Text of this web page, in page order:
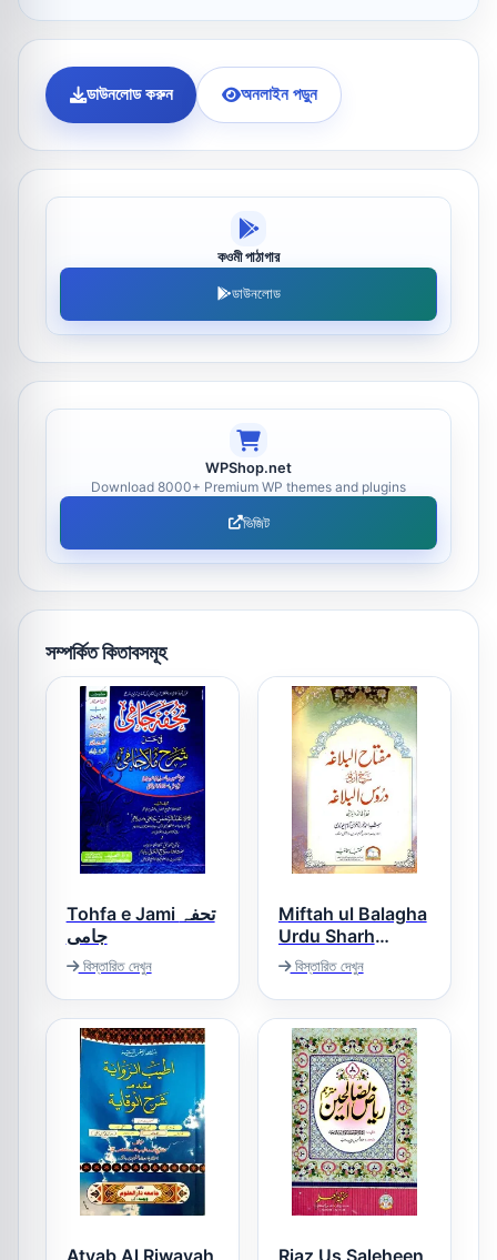
ডাউনলোড করুন অনলাইন পড়ুন
কওমী পাঠাগার
ডাউনলোড
WPShop.net
Download 8000+ Premium WP themes and plugins
ভিজিট
সম্পর্কিত কিতাবসমূহ
Tohfa e Jami تحفہ
جامی
বিস্তারিত দেখুন
Miftah ul Balagha
Urdu Sharh
Duroos ul
Balagha مفتاح
البلاغہ اردو شرح
دروس البلاغہ
বিস্তারিত দেখুন
Atyab Al Riwayah
Riaz Us Saleheen